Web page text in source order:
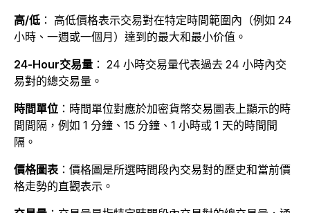
高/低 ： 高低價格表示交易對在特定時間範圍內（例如 24
小時、一週或一個月）達到的最大和最小价值。
24-Hour交易量 ： 24 小時交易量代表過去 24 小時內交
易對的總交易量。
時間單位 ： 時間單位對應於加密貨幣交易圖表上顯示的時
間間隔，例如 1 分鐘、15 分鐘、1 小時或 1 天的時間間
隔。
價格圖表 ： 價格圖是所選時間段內交易對的歷史和當前價
格走勢的直觀表示。